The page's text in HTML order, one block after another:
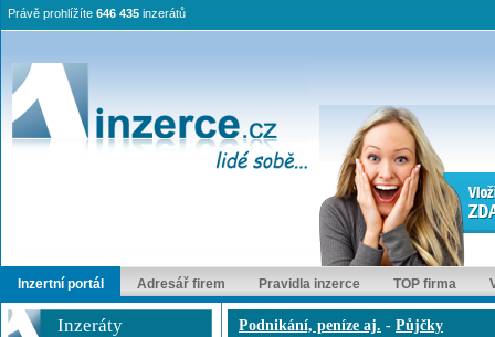
Právě prohlížíte 646 435 inzerátů
Inzertní portál Adresář firem Pravidla inzerce TOP firma
Inzeráty Podnikání, peníze aj. - Půjčky